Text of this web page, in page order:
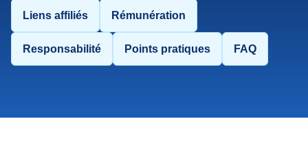
Liens affiliés Rémunération
Responsabilité Points pratiques FAQ